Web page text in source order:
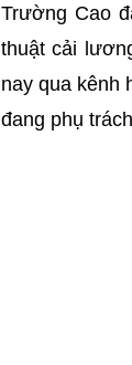
Trường Cao
thuật cải
nay qua kênh
đang phụ